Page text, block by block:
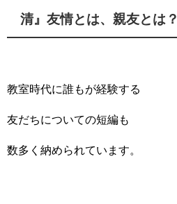
清』友情とは、親友とは？
教室時代に誰もが経験する
友だちについての短編も
数多く納められています。